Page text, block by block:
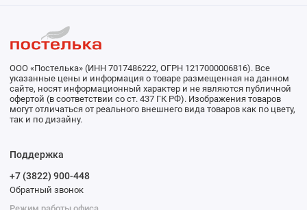
ООО «Постелька» (ИНН 7017486222, ОГРН 1217000006816). Все
указанные цены и информация о товаре размещенная на данном
сайте, носят информационный характер и не являются публичной
офертой (в соответствии со ст. 437 ГК РФ). Изображения товаров
могут отличаться от реального внешнего вида товаров как по цвету,
так и по дизайну.
Поддержка
+7 (3822) 900-448
Обратный звонок